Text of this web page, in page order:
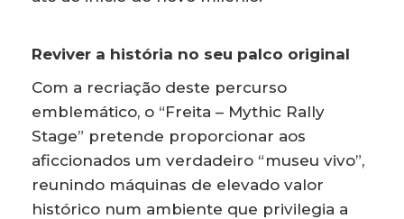
Reviver a história no seu palco original
Com a recriação deste percurso
emblemático, o “Freita – Mythic Rally
Stage” pretende proporcionar aos
aficcionados um verdadeiro “museu vivo”,
reunindo máquinas de elevado valor
histórico num ambiente que privilegia a